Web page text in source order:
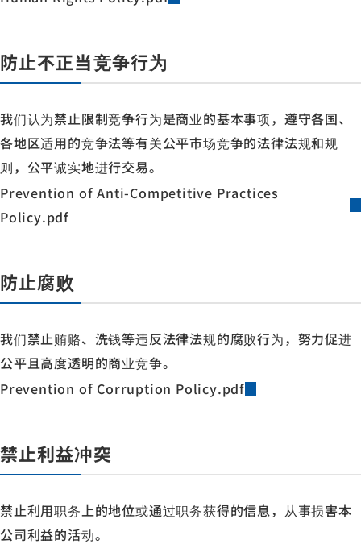
防止不正当竞争行为
我们认为禁止限制竞争行为是商业的基本事项，遵守各国、
各地区适用的竞争法等有关公平市场竞争的法律法规和规
则，公平诚实地进行交易。
Prevention of Anti-Competitive Practices
Policy.pdf
防止腐败
我们禁止贿赂、洗钱等违反法律法规的腐败行为，努力促进
公平且高度透明的商业竞争。
Prevention of Corruption Policy.pdf
禁止利益冲突
禁止利用职务上的地位或通过职务获得的信息，从事损害本
公司利益的活动。